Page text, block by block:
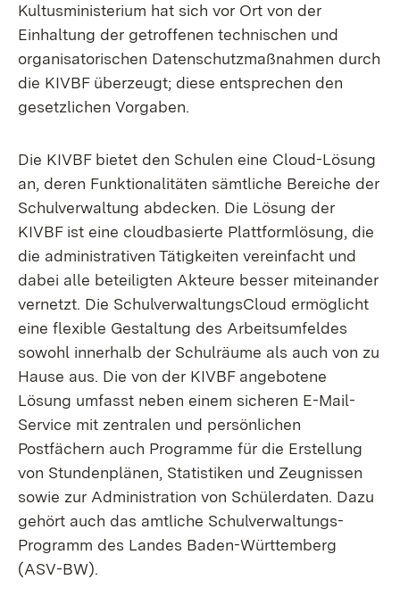
Kultusministerium hat sich vor Ort von der
Einhaltung der getroffenen technischen und
organisatorischen Datenschutzmaßnahmen durch
die KIVBF überzeugt; diese entsprechen den
gesetzlichen Vorgaben.
Die KIVBF bietet den Schulen eine Cloud-Lösung
an, deren Funktionalitäten sämtliche Bereiche der
Schulverwaltung abdecken. Die Lösung der
KIVBF ist eine cloudbasierte Plattformlösung, die
die administrativen Tätigkeiten vereinfacht und
dabei alle beteiligten Akteure besser miteinander
vernetzt. Die SchulverwaltungsCloud ermöglicht
eine flexible Gestaltung des Arbeitsumfeldes
sowohl innerhalb der Schulräume als auch von zu
Hause aus. Die von der KIVBF angebotene
Lösung umfasst neben einem sicheren E-Mail-
Service mit zentralen und persönlichen
Postfächern auch Programme für die Erstellung
von Stundenplänen, Statistiken und Zeugnissen
sowie zur Administration von Schülerdaten. Dazu
gehört auch das amtliche Schulverwaltungs-
Programm des Landes Baden-Württemberg
(ASV-BW).